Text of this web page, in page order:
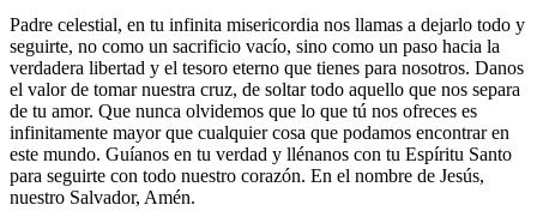
Padre celestial, en tu infinita misericordia nos llamas a dejarlo todo y
seguirte, no como un sacrificio vacío, sino como un paso hacia la
verdadera libertad y el tesoro eterno que tienes para nosotros. Danos
el valor de tomar nuestra cruz, de soltar todo aquello que nos separa
de tu amor. Que nunca olvidemos que lo que tú nos ofreces es
infinitamente mayor que cualquier cosa que podamos encontrar en
este mundo. Guíanos en tu verdad y llénanos con tu Espíritu Santo
para seguirte con todo nuestro corazón. En el nombre de Jesús,
nuestro Salvador, Amén.